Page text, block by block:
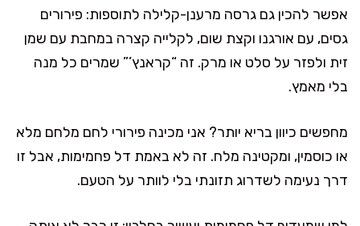
אפשר להכין גם גרסה מרענן-קלילה לתוספות: פירורים
גסים, עם אורגנו וקצת שום, לקלייה קצרה במחבת עם שמן
זית ולפזר על סלט או מרק. זה “קראנץ’” שמרים כל מנה
בלי מאמץ.
מחפשים כיוון בריא יותר? אני מכינה פירורי לחם מלחם מלא
או כוסמין, ומקטינה מלח. זה לא באמת דל פחמימות, אבל זו
דרך נעימה לשדרוג תזונתי בלי לוותר על הטעם.